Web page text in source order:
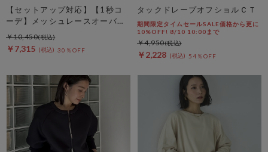
【セットアップ対応】【1秒コ
ーデ】メッシュレースオーバー
シャツ
￥7,315 30％OFF
￥10,450
タックドレープオフショルＣＴ
期間限定タイムセールSALE価格から更に
10%OFF! 8/10 10:00まで
￥2,228 54％OFF
￥4,950